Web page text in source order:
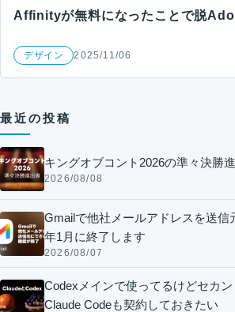
Affinityが無料になったことで脱
デザイン 2025/11/06
最近の投稿
キングオブコント2026の準々決勝
2026/08/08
Gmailで他社メールアドレスを送信
年1月に終了します
2026/08/07
Codexメインで使ってるけどセカ
Claude Codeも契約しておきたい